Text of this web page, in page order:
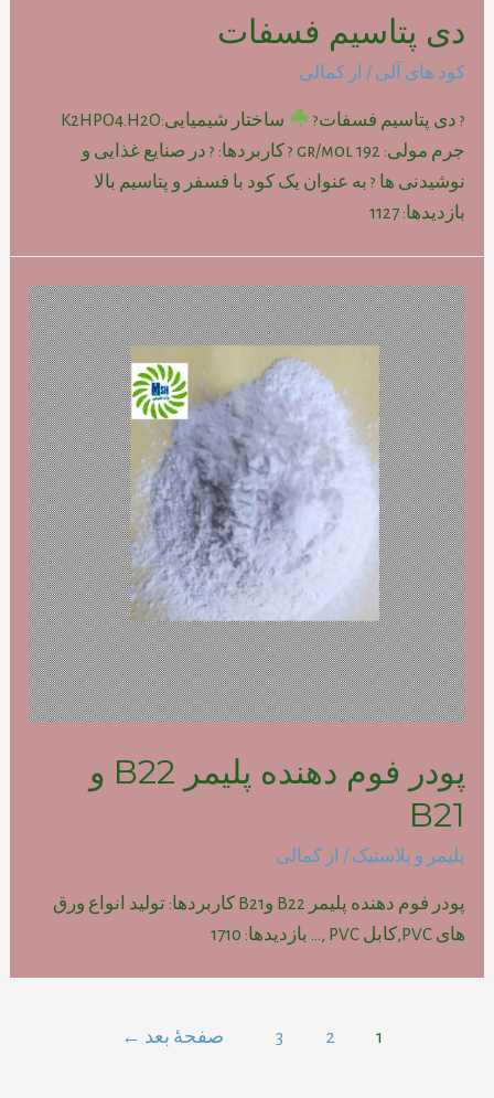
دی پتاسیم فسفات
کود های آلی / از کمالی
? دی پتاسیم فسفات?
ساختار شیمیایی:K2HPO4.H2O
جرم مولی: gr/mol 192 ? کاربردها: ? در صنایع غذایی و
نوشیدنی ها ? به عنوان یک کود با فسفر و پتاسیم بالا
بازدیدها: 1127
پودر فوم دهنده پلیمر B22 و
B21
پلیمر و پلاستیک / از کمالی
پودر فوم دهنده پلیمر B22 وB21 کاربردها: تولید انواع ورق
های PVC,کابل PVC ,… بازدیدها: 1710
1
2
3 صفحهٔ بعد ←